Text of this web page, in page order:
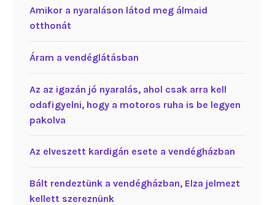
Amikor a nyaraláson látod meg álmaid
otthonát
Áram a vendéglátásban
Az az igazán jó nyaralás, ahol csak arra kell
odafigyelni, hogy a motoros ruha is be legyen
pakolva
Az elveszett kardigán esete a vendégházban
Bált rendeztünk a vendégházban, Elza jelmezt
kellett szereznünk